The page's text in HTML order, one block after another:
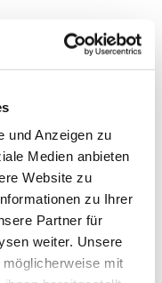
und Anzeigen zu
Medien anbieten
Website zu
zu Ihrer
Partner für
weiter. Unsere
mit
entre des arbres
: 25 m Largeur
au monde -
et des pe...